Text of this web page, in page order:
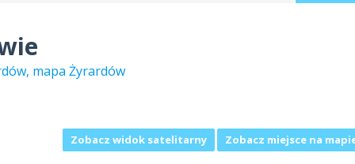
mapa Żyrardów
Zobacz miejsce na
Zobacz widok satelitarny